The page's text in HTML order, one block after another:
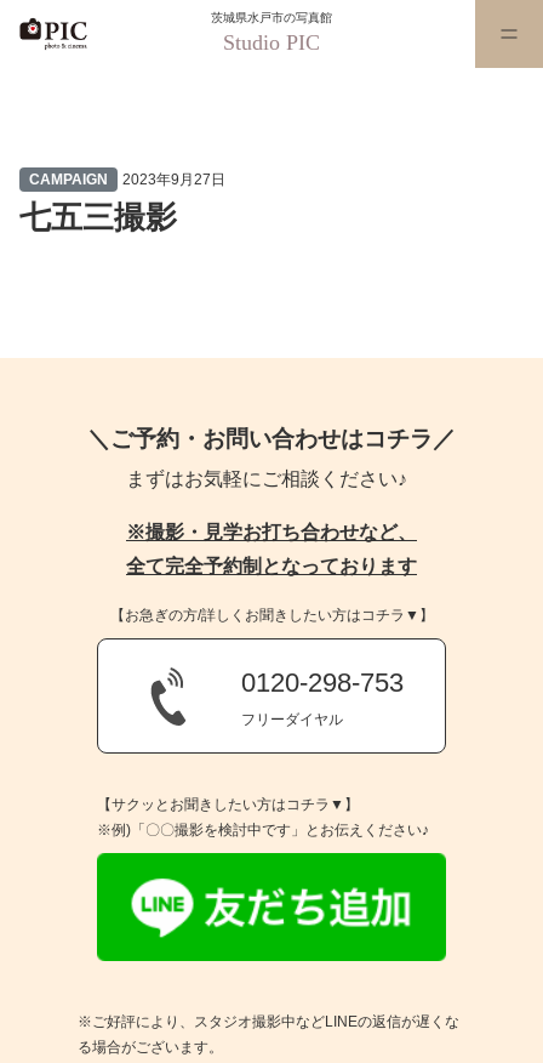
茨城県水戸市の写真館
Studio PIC
CAMPAIGN 2023年9月27日
七五三撮影
＼ご予約・お問い合わせはコチラ／
まずはお気軽にご相談ください♪
※撮影・見学お打ち合わせなど、
全て完全予約制となっております
【お急ぎの方/詳しくお聞きしたい方はコチラ▼】
0120-298-753
フリーダイヤル
【サクッとお聞きしたい方はコチラ▼】
※例)「〇〇撮影を検討中です」とお伝えください♪
※ご好評により、スタジオ撮影中などLINEの返信が遅くな
る場合がございます。